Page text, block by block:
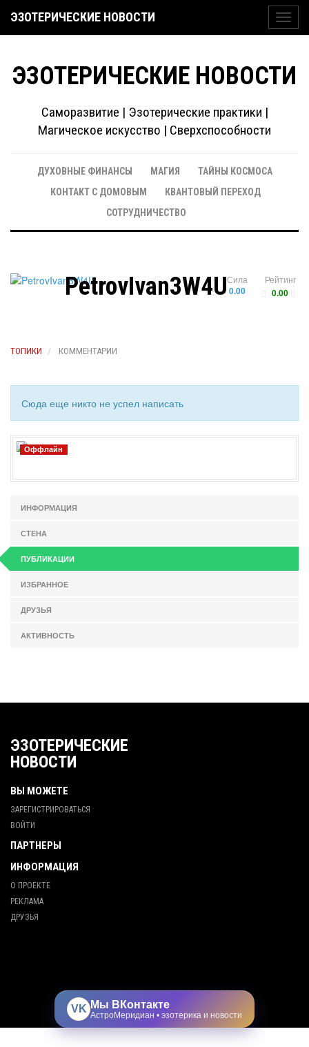
ЭЗОТЕРИЧЕСКИЕ НОВОСТИ
ЭЗОТЕРИЧЕСКИЕ НОВОСТИ
Саморазвитие | Эзотерические практики |
Магическое искусство | Сверхспособности
ДУХОВНЫЕ ФИНАНСЫ МАГИЯ
ТАЙНЫ КОСМОСА
КОНТАКТ С ДОМОВЫМ
КВАНТОВЫЙ ПЕРЕХОД
СОТРУДНИЧЕСТВО
Рейтинг
0.00
Сила
0.00
PetrovIvan3W4U
ТОПИКИ КОММЕНТАРИИ
Сюда еще никто не успел написать
Оффлайн
ИНФОРМАЦИЯ
СТЕНА
ПУБЛИКАЦИИ
ИЗБРАННОЕ
ДРУЗЬЯ
АКТИВНОСТЬ
ЭЗОТЕРИЧЕСКИЕ
НОВОСТИ
ВЫ МОЖЕТЕ
ЗАРЕГИСТРИРОВАТЬСЯ
ВОЙТИ
ПАРТНЕРЫ
ИНФОРМАЦИЯ
О ПРОЕКТЕ
РЕКЛАМА
ДРУЗЬЯ
VK Мы ВКонтакте
АстроМеридиан • эзотерика и новости